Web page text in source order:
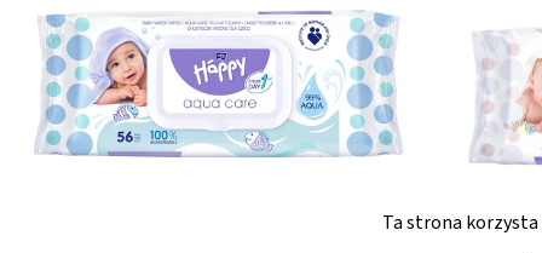
Ta strona